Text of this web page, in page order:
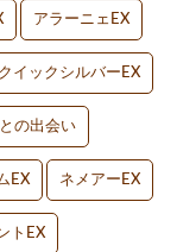
アラーニェEX
クイックシルバーEX
の出会い
EX ネメアーEX
トEX